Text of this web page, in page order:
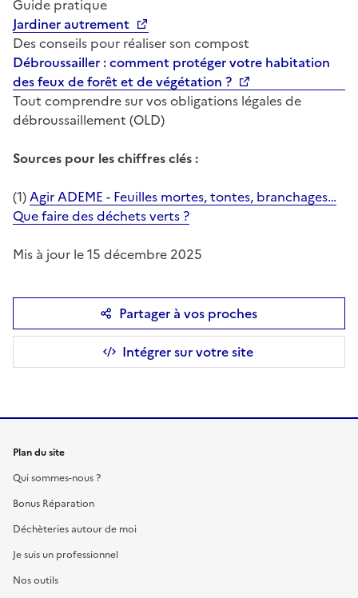
Guide pratique
Jardiner autrement
Des conseils pour réaliser son compost
Débroussailler : comment protéger votre habitation
des feux de forêt et de végétation ?
Tout comprendre sur vos obligations légales de
débroussaillement (OLD)
Sources pour les chiffres clés :
(1)Agir ADEME - Feuilles mortes, tontes, branchages…
Que faire des déchets verts ?
Mis à jour le 15 décembre 2025
Partager à vos proches
Intégrer sur votre site
Plan du site
Qui sommes-nous ?
Bonus Réparation
Déchèteries autour de moi
Je suis un professionnel
Nos outils